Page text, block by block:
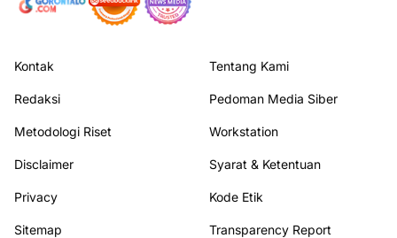
Kontak Tentang Kami
Redaksi Pedoman Media Siber
Metodologi Riset Workstation
Disclaimer Syarat & Ketentuan
Privacy Kode Etik
Sitemap Transparency Report